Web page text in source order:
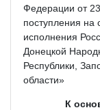
Федерации от
поступления на
исполнения
Донецкой
Республики,
области»
К